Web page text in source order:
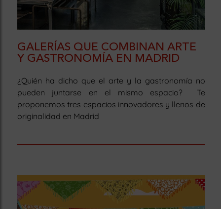
GALERÍAS QUE COMBINAN ARTE
Y GASTRONOMÍA EN MADRID
¿Quién ha dicho que el arte y la gastronomía no
pueden juntarse en el mismo espacio? Te
proponemos tres espacios innovadores y llenos de
originalidad en Madrid